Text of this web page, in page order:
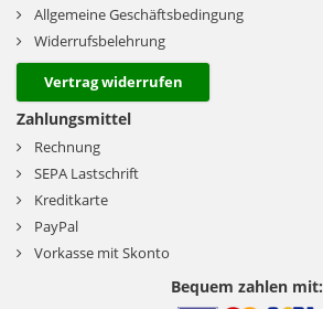
Allgemeine Geschäftsbedingung
Widerrufsbelehrung
Vertrag widerrufen
Zahlungsmittel
Rechnung
SEPA Lastschrift
Kreditkarte
PayPal
Vorkasse mit Skonto
Bequem zahlen mit: